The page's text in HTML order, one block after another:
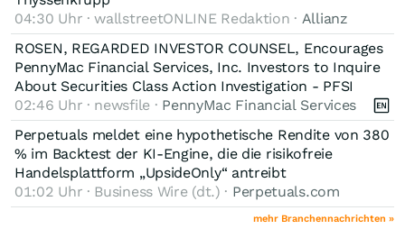
04:30 Uhr · wallstreetONLINE Redaktion · Allianz
ROSEN, REGARDED INVESTOR COUNSEL, Encourages
PennyMac Financial Services, Inc. Investors to Inquire
About Securities Class Action Investigation - PFSI
02:46 Uhr · newsfile · PennyMac Financial Services
Perpetuals meldet eine hypothetische Rendite von 380
% im Backtest der KI-Engine, die die risikofreie
Handelsplattform „UpsideOnly“ antreibt
01:02 Uhr · Business Wire (dt.) · Perpetuals.com
mehr Branchennachrichten »